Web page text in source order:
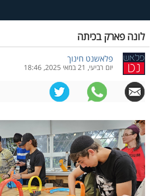
לונה פארק בכיתה
פלאשנט חינוך
יום רביעי, 21 במאי 2025, 18:46